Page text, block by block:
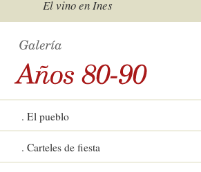
El vino en Ines
El pueblo
Carteles de fiesta